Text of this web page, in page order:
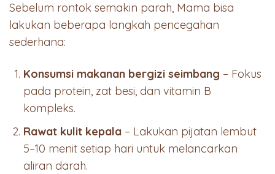
Sebelum rontok semakin parah, Mama bisa
lakukan beberapa langkah pencegahan
sederhana:
Konsumsi makanan bergizi seimbang – Fokus
pada protein, zat besi, dan vitamin B
kompleks.
Rawat kulit kepala – Lakukan pijatan lembut
5–10 menit setiap hari untuk melancarkan
aliran darah.